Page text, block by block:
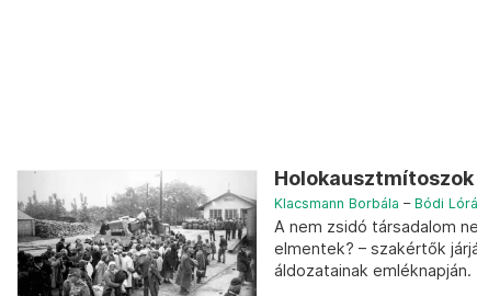
Klacsmann Borbála – Bódi
A nem zsidó társadalom
elmentek? – szakértők
áldozatainak emléknapján.